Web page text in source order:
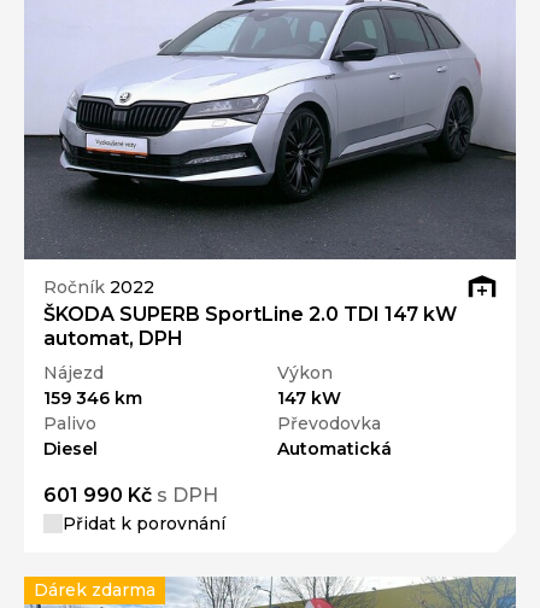
Ročník 2022
ŠKODA SUPERB SportLine 2.0 TDI 147 kW
automat, DPH
Nájezd
159 346 km
Výkon
147 kW
Palivo
Diesel
Převodovka
Automatická
601 990 Kč s DPH
Přidat k porovnání
Dárek zdarma